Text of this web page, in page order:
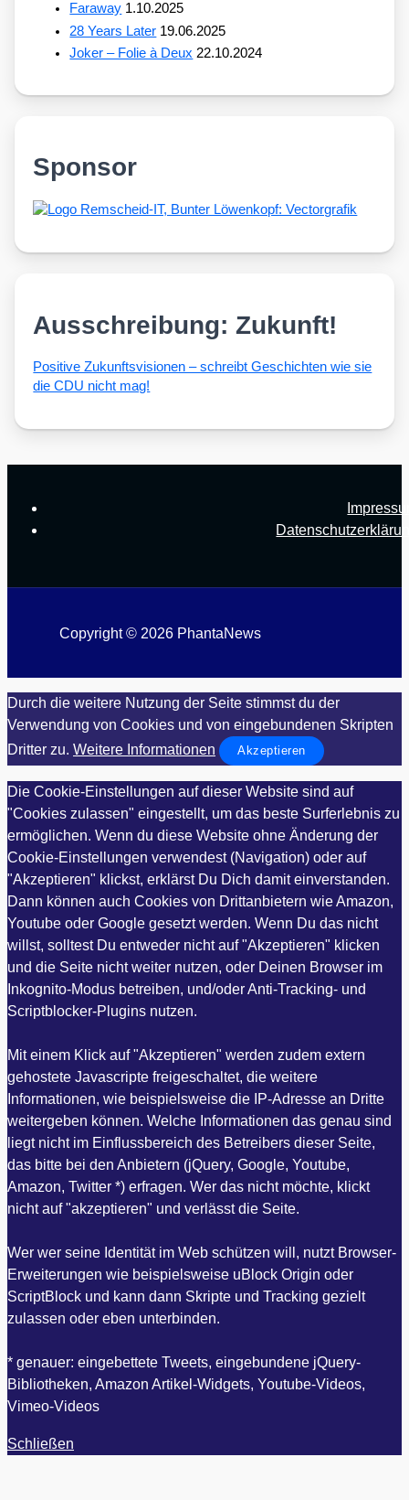
Faraway 1.10.2025
28 Years Later 19.06.2025
Joker – Folie à Deux 22.10.2024
Sponsor
Ausschreibung: Zukunft!
Posi­ti­ve Zukunfts­vi­sio­nen – schreibt Geschich­ten wie sie
die CDU nicht mag!
Copyright © 2026 PhantaNews
Durch die weitere Nutzung der Seite stimmst du der
Verwendung von Cookies und von eingebundenen Skripten
Dritter zu. Weitere Informationen Akzeptieren
Die Cookie-Einstellungen auf dieser Website sind auf
"Cookies zulassen" eingestellt, um das beste Surferlebnis zu
ermöglichen. Wenn du diese Website ohne Änderung der
Cookie-Einstellungen verwendest (Navigation) oder auf
"Akzeptieren" klickst, erklärst Du Dich damit einverstanden.
Dann können auch Cookies von Drittanbietern wie Amazon,
Youtube oder Google gesetzt werden. Wenn Du das nicht
willst, solltest Du entweder nicht auf "Akzeptieren" klicken
und die Seite nicht weiter nutzen, oder Deinen Browser im
Inkognito-Modus betreiben, und/oder Anti-Tracking- und
Scriptblocker-Plugins nutzen.
Mit einem Klick auf "Akzeptieren" werden zudem extern
gehostete Javascripte freigeschaltet, die weitere
Informationen, wie beispielsweise die IP-Adresse an Dritte
weitergeben können. Welche Informationen das genau sind
liegt nicht im Einflussbereich des Betreibers dieser Seite,
das bitte bei den Anbietern (jQuery, Google, Youtube,
Amazon, Twitter *) erfragen. Wer das nicht möchte, klickt
nicht auf "akzeptieren" und verlässt die Seite.
Wer wer seine Identität im Web schützen will, nutzt Browser-
Erweiterungen wie beispielsweise uBlock Origin oder
ScriptBlock und kann dann Skripte und Tracking gezielt
zulassen oder eben unterbinden.
* genauer: eingebettete Tweets, eingebundene jQuery-
Bibliotheken, Amazon Artikel-Widgets, Youtube-Videos,
Vimeo-Videos
Schließen